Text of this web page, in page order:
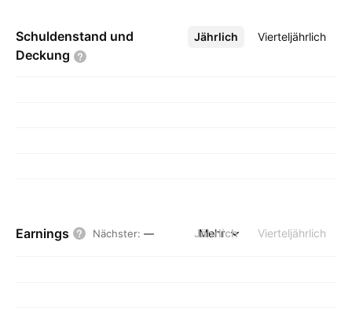
Schuldenstand und
Deckung
Jährlich Vierteljährlich
Mehr
Earnings Nächster: — Jährlich Vierteljährlich
Mehr